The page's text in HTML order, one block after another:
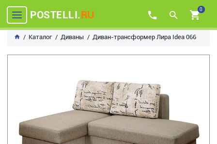
POSTELLI.RU 0
Каталог Диваны Диван-трансформер Лира Idea 066